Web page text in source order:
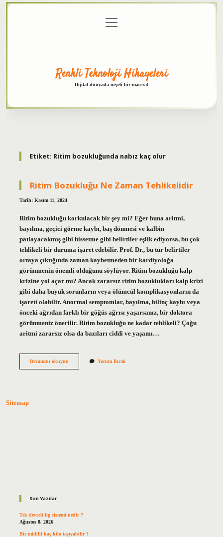
menüyü
aç
Renkli Teknoloji Hikayeleri
Dijital dünyada neşeli bir macera!
Etiket: Ritim bozukluğunda nabız kaç olur
Ritim Bozukluğu Ne Zaman Tehlikelidir
Tarih: Kasım 11, 2024
Ritim bozukluğu korkulacak bir şey mi? Eğer buna aritmi,
bayılma, geçici görme kaybı, baş dönmesi ve kalbin
patlayacakmış gibi hissetme gibi belirtiler eşlik ediyorsa, bu çok
tehlikeli bir duruma işaret edebilir. Prof. Dr., bu tür belirtiler
ortaya çıktığında zaman kaybetmeden bir kardiyoloğa
görünmenin önemli olduğunu söylüyor. Ritim bozukluğu kalp
krizine yol açar mı? Ancak zararsız ritim bozuklukları kalp krizi
gibi daha büyük sorunların veya ölümcül komplikasyonların da
işareti olabilir. Anormal semptomlar, bayılma, bilinç kaybı veya
önceki ağrıdan farklı bir göğüs ağrısı yaşarsanız, bir doktora
görünmeniz önerilir. Ritim bozukluğu ne kadar tehlikeli? Çoğu
aritmi zararsız olsa da bazıları ciddi ve yaşamı…
Devamını okuyunRitim
Yorum Bırak
Sitemap
Son Yazılar
Tek devreli lig sistemi nedir ?
Ağustos 8, 2026
Bir midilli kaç kilo taşıyabilir ?